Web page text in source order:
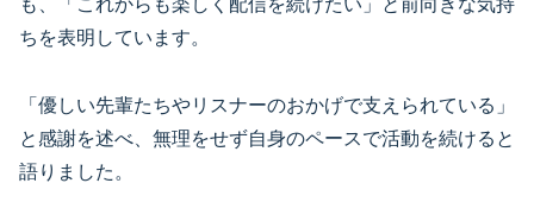
も、「これからも楽しく配信を続けたい」と前向きな気持
ちを表明しています。
「優しい先輩たちやリスナーのおかげで支えられている」
と感謝を述べ、無理をせず自身のペースで活動を続けると
語りました。